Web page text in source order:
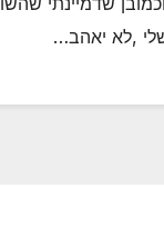
,לא יאהב…